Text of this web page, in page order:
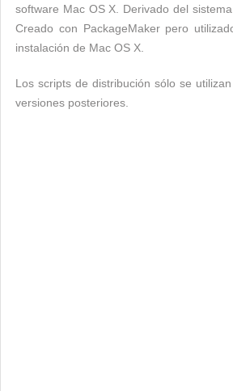
software Mac OS X. Derivado del
Creado con PackageMaker pero
instalación de Mac OS X.
Los scripts de distribución sólo se
versiones posteriores.